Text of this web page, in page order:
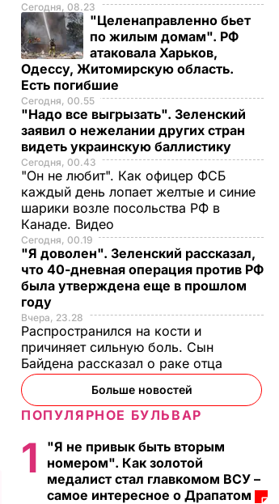
Сегодня, 08.23
"Целенаправленно бьет
по жилым домам". РФ
атаковала Харьков,
Одессу, Житомирскую область.
Есть погибшие
Сегодня, 00.55
"Надо все выгрызать". Зеленский
заявил о нежелании других стран
видеть украинскую баллистику
Сегодня, 00.43
"Он не любит". Как офицер ФСБ
каждый день лопает желтые и синие
шарики возле посольства РФ в
Канаде. Видео
Сегодня, 00.19
"Я доволен". Зеленский рассказал,
что 40-дневная операция против РФ
была утверждена еще в прошлом
году
Вчера, 23.28
Распространился на кости и
причиняет сильную боль. Сын
Байдена рассказал о раке отца
Больше новостей
ПОПУЛЯРНОЕ БУЛЬВАР
1
"Я не привык быть вторым
номером". Как золотой
медалист стал главкомом ВСУ –
самое интересное о Драпатом